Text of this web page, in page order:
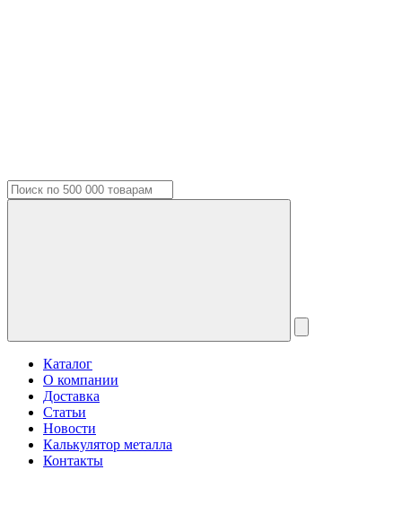
Каталог
О компании
Доставка
Статьи
Новости
Калькулятор металла
Контакты